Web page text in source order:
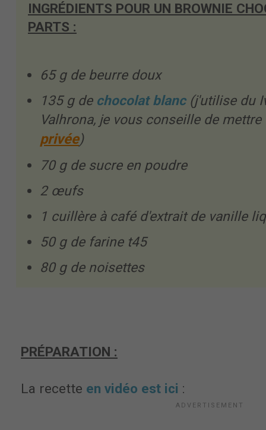
INGRÉDIENTS POUR UN BROWNIE
PARTS :
65 g de beurre doux
135 g de chocolat blanc (j'utilise du
Valhrona, je vous conseille de
privée)
70 g de sucre en poudre
2 œufs
1 cuillère à café d'extrait de vanille
50 g de farine t45
80 g de noisettes
PRÉPARATION :
La recette en vidéo est ici :